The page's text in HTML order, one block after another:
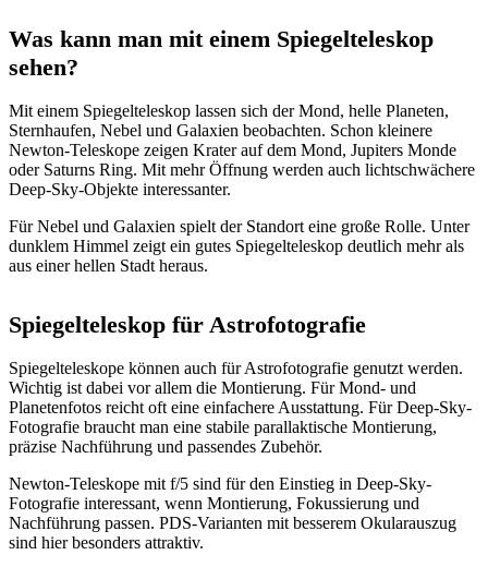
Was kann man mit einem Spiegelteleskop
sehen?
Mit einem Spiegelteleskop lassen sich der Mond, helle Planeten,
Sternhaufen, Nebel und Galaxien beobachten. Schon kleinere
Newton-Teleskope zeigen Krater auf dem Mond, Jupiters Monde
oder Saturns Ring. Mit mehr Öffnung werden auch lichtschwächere
Deep-Sky-Objekte interessanter.
Für Nebel und Galaxien spielt der Standort eine große Rolle. Unter
dunklem Himmel zeigt ein gutes Spiegelteleskop deutlich mehr als
aus einer hellen Stadt heraus.
Spiegelteleskop für Astrofotografie
Spiegelteleskope können auch für Astrofotografie genutzt werden.
Wichtig ist dabei vor allem die Montierung. Für Mond- und
Planetenfotos reicht oft eine einfachere Ausstattung. Für Deep-Sky-
Fotografie braucht man eine stabile parallaktische Montierung,
präzise Nachführung und passendes Zubehör.
Newton-Teleskope mit f/5 sind für den Einstieg in Deep-Sky-
Fotografie interessant, wenn Montierung, Fokussierung und
Nachführung passen. PDS-Varianten mit besserem Okularauszug
sind hier besonders attraktiv.